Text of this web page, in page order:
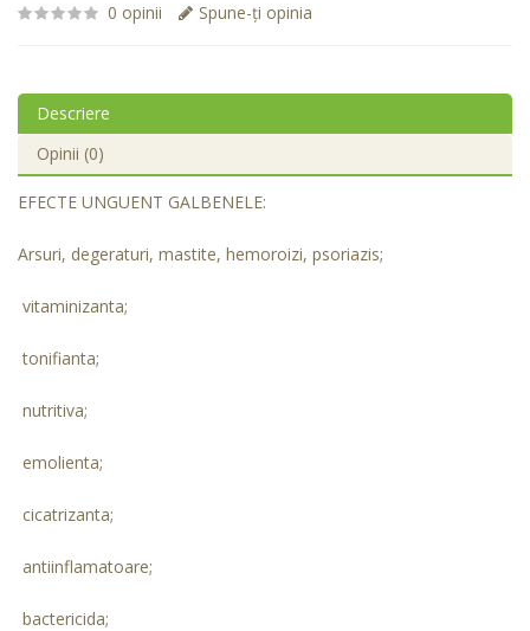
0 opinii Spune-ţi opinia
Descriere
Opinii (0)
EFECTE UNGUENT GALBENELE:
Arsuri, degeraturi, mastite, hemoroizi, psoriazis;
vitaminizanta;
tonifianta;
nutritiva;
emolienta;
cicatrizanta;
antiinflamatoare;
bactericida;